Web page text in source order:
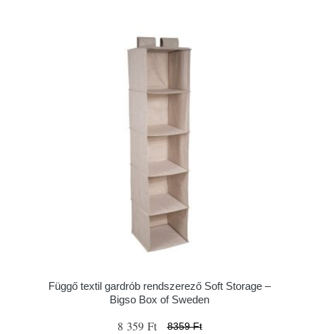
Függő textil gardrób rendszerező Soft Storage –
Bigso Box of Sweden
8 359 Ft 8359 Ft